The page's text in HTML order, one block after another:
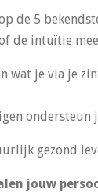
de 5
de intuïtie
wat je via je
ondersteun
gezond
jouw